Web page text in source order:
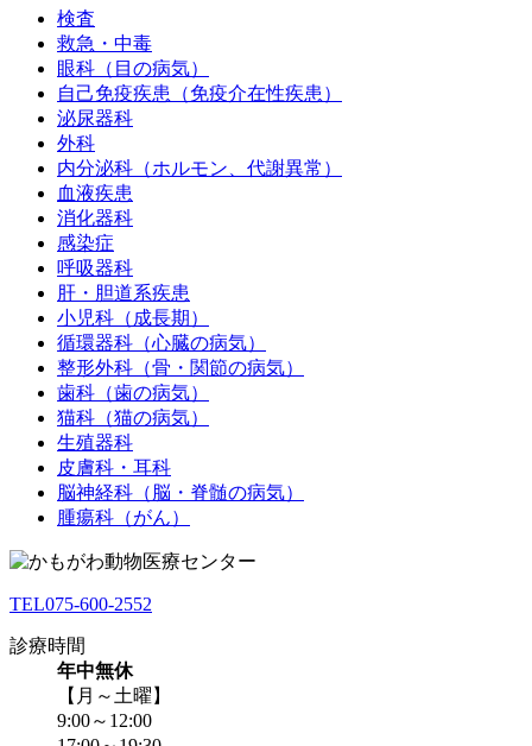
検査
救急・中毒
眼科（目の病気）
自己免疫疾患（免疫介在性疾患）
泌尿器科
外科
内分泌科（ホルモン、代謝異常）
血液疾患
消化器科
感染症
呼吸器科
肝・胆道系疾患
小児科（成長期）
循環器科（心臓の病気）
整形外科（骨・関節の病気）
歯科（歯の病気）
猫科（猫の病気）
生殖器科
皮膚科・耳科
脳神経科（脳・脊髄の病気）
腫瘍科（がん）
TEL075-600-2552
診療時間
年中無休
【月～土曜】
9:00～12:00